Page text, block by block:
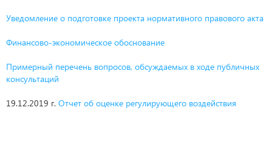
Уведомление о подготовке проекта нормативного правового акта
Финансово-экономическое обоснование
Примерный перечень вопросов, обсуждаемых в ходе публичных
консультаций
19.12.2019 г. Отчет об оценке регулирующего воздействия